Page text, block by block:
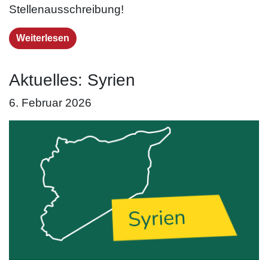
Stellenausschreibung!
Weiterlesen
Aktuelles: Syrien
6. Februar 2026